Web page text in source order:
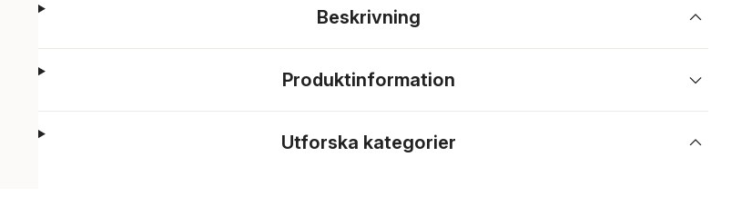
Beskrivning
Produktinformation
Utforska kategorier